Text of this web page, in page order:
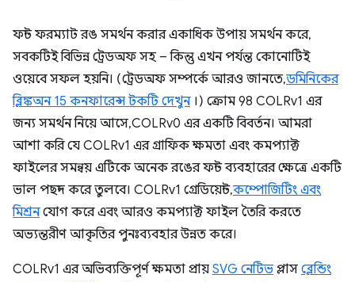
ফন্ট ফরম্যাট রঙ সমর্থন করার একাধিক উপায় সমর্থন করে,
সবকটিই বিভিন্ন ট্রেডঅফ সহ – কিন্তু এখন পর্যন্ত কোনোটিই
ওয়েবে সফল হয়নি। (ট্রেডঅফ সম্পর্কে আরও জানতে,ডমিনিকের
ব্লিঙ্কঅন 15 কনফারেন্স টকটি দেখুন।) ক্রোম 98 COLRv1 এর
জন্য সমর্থন নিয়ে আসে, COLRv0 এর একটি বিবর্তন। আমরা
আশা করি যে COLRv1 এর গ্রাফিক ক্ষমতা এবং কমপ্যাক্ট
ফাইলের সমন্বয় এটিকে অনেক রঙের ফন্ট ব্যবহারের ক্ষেত্রে একটি
ভাল পছন্দ করে তুলবে। COLRv1 গ্রেডিয়েন্ট,কম্পোজিটিং এবং
মিশ্রনযোগ করে এবং আরও কমপ্যাক্ট ফাইল তৈরি করতে
অভ্যন্তরীণ আকৃতির পুনঃব্যবহার উন্নত করে।
COLRv1 এর অভিব্যক্তিপূর্ণ ক্ষমতা প্রায় SVG নেটিভ প্লাস ব্লেন্ডিং